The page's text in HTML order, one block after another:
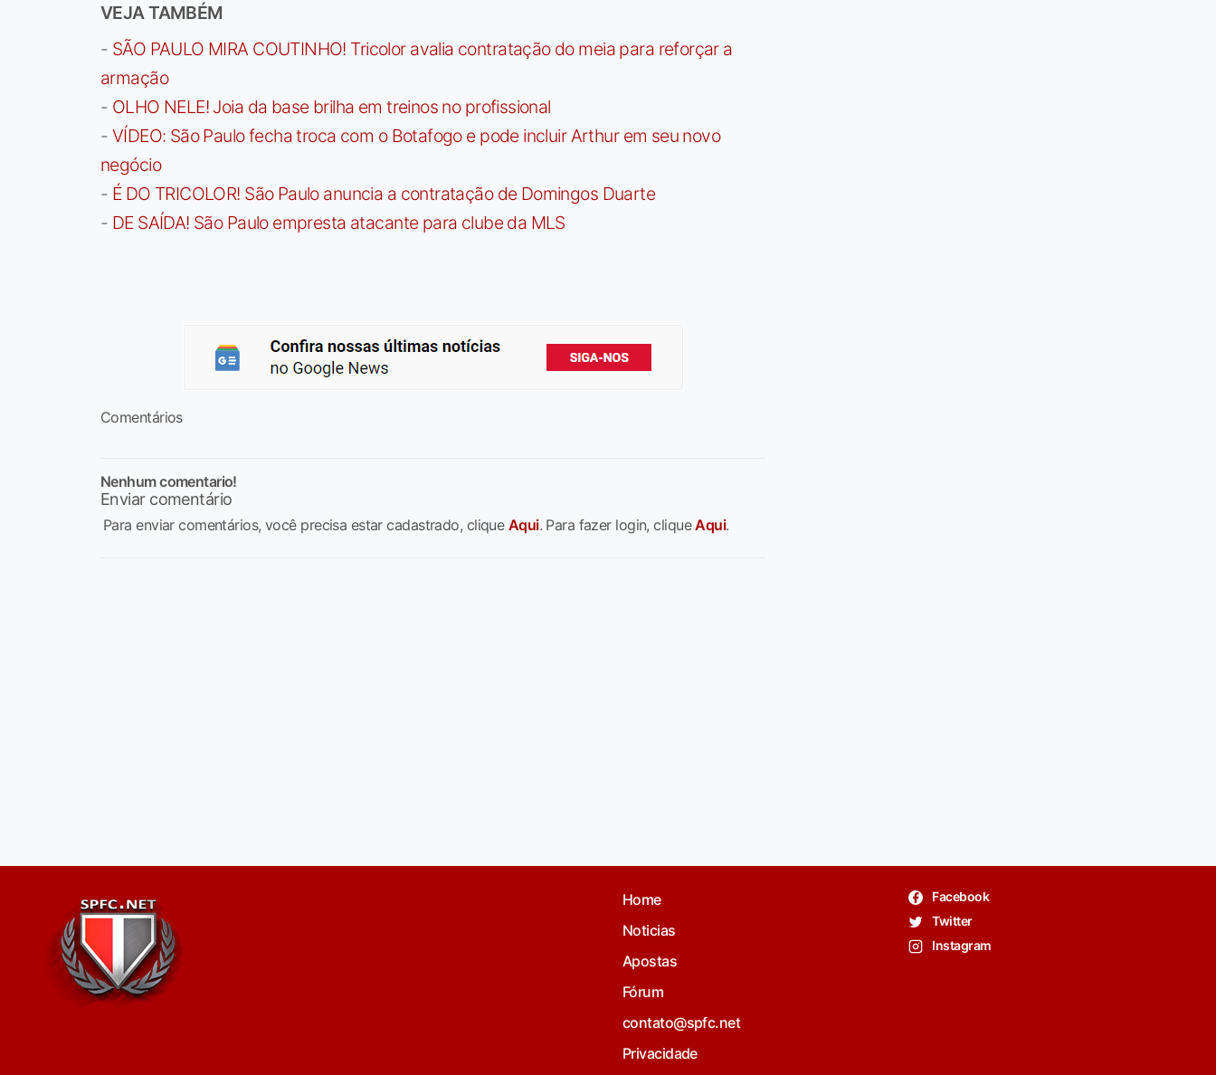
VEJA TAMBÉM
- SÃO PAULO MIRA COUTINHO! Tricolor avalia contratação do meia para reforçar a
armação
- OLHO NELE! Joia da base brilha em treinos no profissional
- VÍDEO: São Paulo fecha troca com o Botafogo e pode incluir Arthur em seu novo
negócio
- É DO TRICOLOR! São Paulo anuncia a contratação de Domingos Duarte
- DE SAÍDA! São Paulo empresta atacante para clube da MLS
Comentários
Nenhum comentario!
Enviar comentário
Para enviar comentários, você precisa estar cadastrado, clique Aqui. Para fazer login, cliqueAqui.
Home
Noticias
Apostas
Fórum
contato@spfc.net
Privacidade
Facebook
Twitter
Instagram